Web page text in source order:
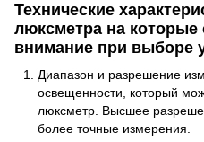
Технические
люксметра на которые
внимание при выборе
Диапазон и разрешение
освещенности, который
люксметр. Высшее
более точные измерения.